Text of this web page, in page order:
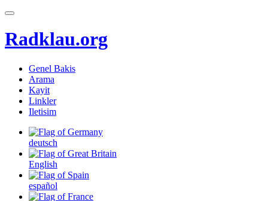
Radklau.org
Genel Bakis
Arama
Kayit
Linkler
Iletisim
deutsch
English
español